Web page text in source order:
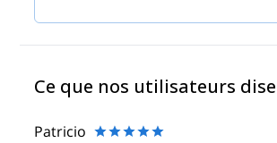
Ce que nos utilisateurs
Patricio